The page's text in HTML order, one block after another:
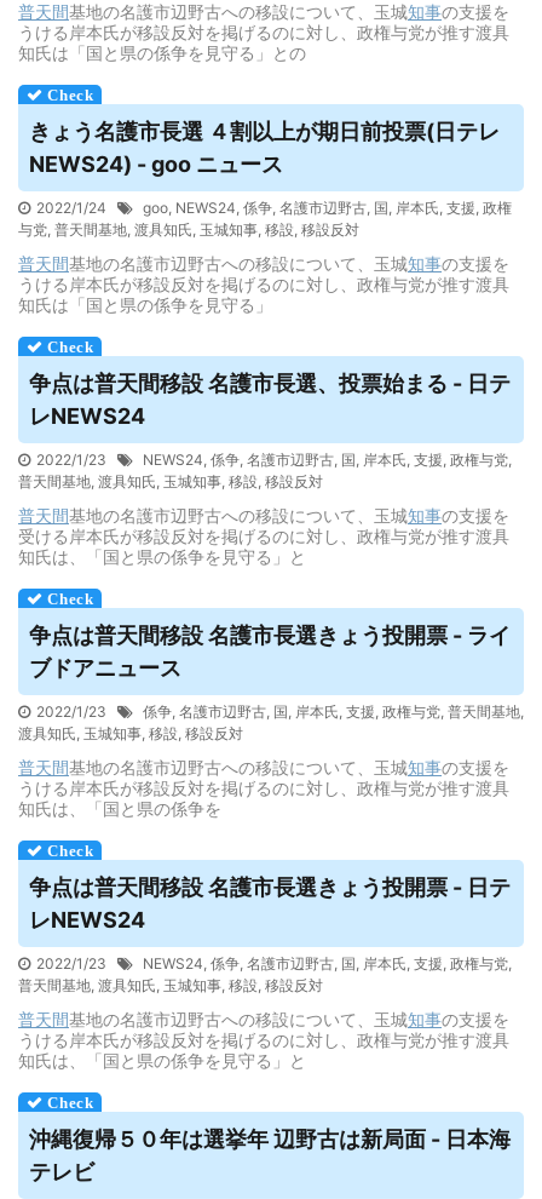
普天間基地の名護市辺野古への移設について、玉城知事の支援を
うける岸本氏が移設反対を掲げるのに対し、政権与党が推す渡具
知氏は「国と県の係争を見守る」との
きょう名護市長選 ４割以上が期日前投票(日テレ
NEWS24) - goo ニュース
2022/1/24 goo, NEWS24, 係争, 名護市辺野古, 国, 岸本氏, 支援, 政権
与党, 普天間基地, 渡具知氏, 玉城知事, 移設, 移設反対
普天間基地の名護市辺野古への移設について、玉城知事の支援を
うける岸本氏が移設反対を掲げるのに対し、政権与党が推す渡具
知氏は「国と県の係争を見守る」
争点は普天間移設 名護市長選、投票始まる - 日テ
レNEWS24
2022/1/23 NEWS24, 係争, 名護市辺野古, 国, 岸本氏, 支援, 政権与党,
普天間基地, 渡具知氏, 玉城知事, 移設, 移設反対
普天間基地の名護市辺野古への移設について、玉城知事の支援を
受ける岸本氏が移設反対を掲げるのに対し、政権与党が推す渡具
知氏は、「国と県の係争を見守る」と
争点は普天間移設 名護市長選きょう投開票 - ライ
ブドアニュース
2022/1/23 係争, 名護市辺野古, 国, 岸本氏, 支援, 政権与党, 普天間基地,
渡具知氏, 玉城知事, 移設, 移設反対
普天間基地の名護市辺野古への移設について、玉城知事の支援を
うける岸本氏が移設反対を掲げるのに対し、政権与党が推す渡具
知氏は、「国と県の係争を
争点は普天間移設 名護市長選きょう投開票 - 日テ
レNEWS24
2022/1/23 NEWS24, 係争, 名護市辺野古, 国, 岸本氏, 支援, 政権与党,
普天間基地, 渡具知氏, 玉城知事, 移設, 移設反対
普天間基地の名護市辺野古への移設について、玉城知事の支援を
うける岸本氏が移設反対を掲げるのに対し、政権与党が推す渡具
知氏は、「国と県の係争を見守る」と
沖縄復帰５０年は選挙年 辺野古は新局面 - 日本海
テレビ